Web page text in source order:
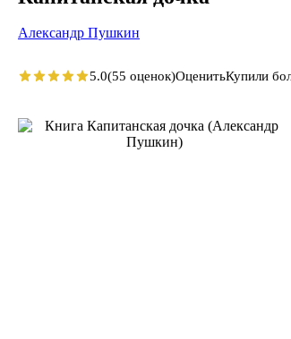
Александр Пушкин
5.0(55 оценок)ОценитьКупили